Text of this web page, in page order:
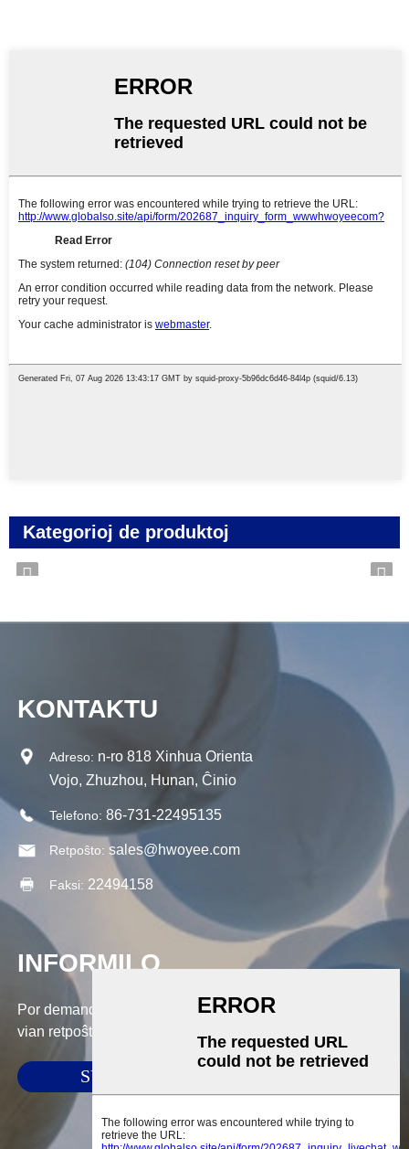
Kategorioj de produktoj
KONTAKTU
Adreso: n-ro 818 Xinhua Orienta
Vojo, Zhuzhou, Hunan, Ĉinio
Telefono: 86-731-22495135
Retpoŝto: sales@hwoyee.com
Faksi: 22494158
INFORMILO
Por demandoj pri niaj produktoj aŭ prezlisto, bonvolu lasi
vian retpoŝton al ni kaj ni kontaktos nin ene de 24 horoj.
SUBMETI